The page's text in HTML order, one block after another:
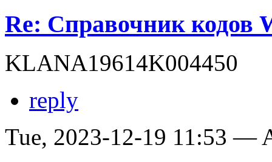
Re: Справочник кодов
KLANA19614K004450
reply
Tue, 2023-12-19 11:53 —